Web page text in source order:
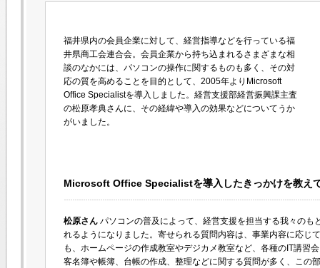
福井県内の会員企業に対して、経営指導などを行っている福
井県商工会連合会。会員企業から持ち込まれるさまざまな相
談のなかには、パソコンの操作に関するものも多く、その対
応の質を高めることを目的として、2005年よりMicrosoft
Office Specialistを導入しました。経営支援部経営振興課主査
の松原孝典さんに、その経緯や導入の効果などについてうか
がいました。
Microsoft Office Specialistを導入したきっかけを教え
松原さん パソコンの普及によって、経営支援を担当する我々のも
れるようになりました。寄せられる質問内容は、事業内容に応じ
も、ホームページの作成教室やデジカメ教室など、各種のIT講習
客名簿や帳簿、台帳の作成、整理などに関する質問が多く、この